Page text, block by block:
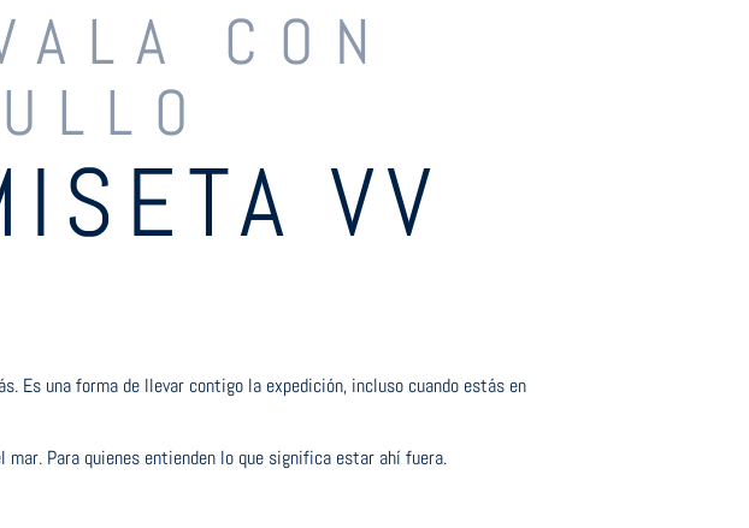
CON
VV
Es una forma de llevar contigo la expedición, incluso cuando estás en
mar. Para quienes entienden lo que significa estar ahí fuera.